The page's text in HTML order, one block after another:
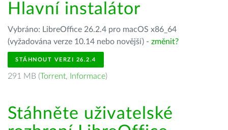
Hlavní instalátor
Vybráno: LibreOffice 26.2.4 pro macOS x86_64
(vyžadována verze 10.14 nebo novější) - změnit?
STÁHNOUT VERZI 26.2.4
291 MB (Torrent, Informace)
Stáhněte uživatelské